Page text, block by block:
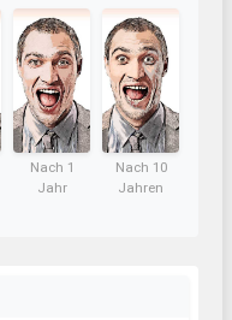
Nach 1
Jahr
Nach 10
Jahren